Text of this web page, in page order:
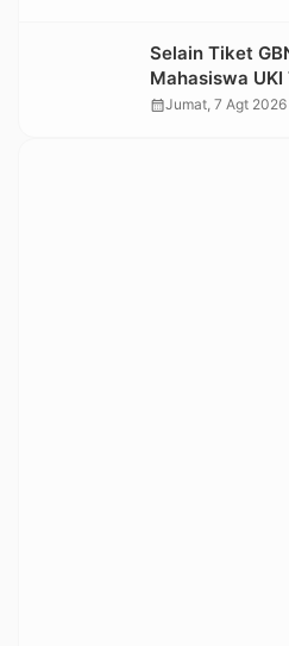
Selain Tiket
Mahasiswa
Lolos ke Pekan
calendar_monthJumat, 7 Agt 2026